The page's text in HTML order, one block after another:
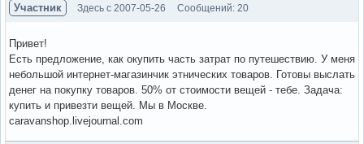
Участник Здесь с 2007-05-26 Сообщений: 20
Привет!
Есть предложение, как окупить часть затрат по путешествию. У меня
небольшой интернет-магазинчик этнических товаров. Готовы выслать
денег на покупку товаров. 50% от стоимости вещей - тебе. Задача:
купить и привезти вещей. Мы в Москве.
caravanshop.livejournal.com